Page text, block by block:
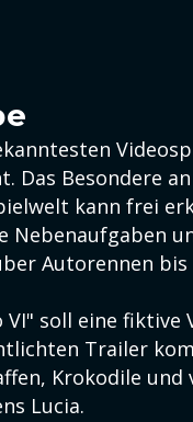
Das Besondere
kann frei
Nebenaufgaben
Autorennen bis
soll eine fiktive
Trailer
Krokodile und
Lucia.